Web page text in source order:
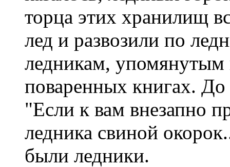
торца этих хранилищ
лед и развозили по
ледникам,
поваренных книгах.
"Если к вам внезапно
ледника свиной
были ледники.